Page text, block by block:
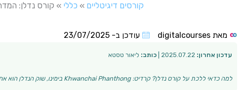
קורסים דיגיטליים » כללי » קורס נדלן:
מאת עודכן ב- 23/07/2025
עדכון אחרון: כותב: ליאור טסטא
למה כדאי ללכת על קורס נדלן? קרדיט: Khwanchai Phanthong בימינו, שוק הנדלן הוא אחד מהתחומים המבטיחים ביותר להשקעה ולהתפתחות כלכלית. אולם, הכניסה לעולם ה…